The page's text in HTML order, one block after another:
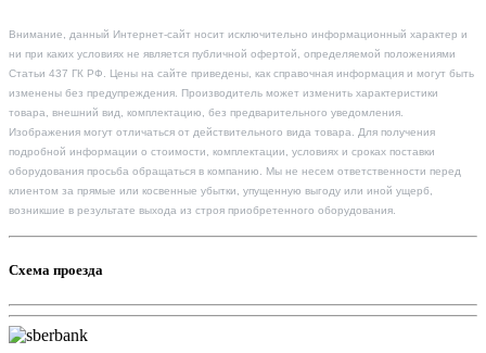
Внимание, данный Интернет-сайт носит исключительно информационный характер и
ни при каких условиях не является публичной офертой, определяемой положениями
Статьи 437 ГК РФ. Цены на сайте приведены, как справочная информация и могут быть
изменены без предупреждения. Производитель может изменить характеристики
товара, внешний вид, комплектацию, без предварительного уведомления.
Изображения могут отличаться от действительного вида товара. Для получения
подробной информации о стоимости, комплектации, условиях и сроках поставки
оборудования просьба обращаться в компанию. Мы не несем ответственности перед
клиентом за прямые или косвенные убытки, упущенную выгоду или иной ущерб,
возникшие в результате выхода из строя приобретенного оборудования.
Схема проезда